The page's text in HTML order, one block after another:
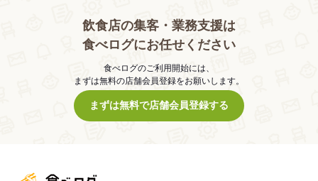
飲食店の集客・業務支援は
食べログにお任せください
食べログのご利用開始には、
まずは無料の店舗会員登録をお願いします。
まずは無料で店舗会員登録する